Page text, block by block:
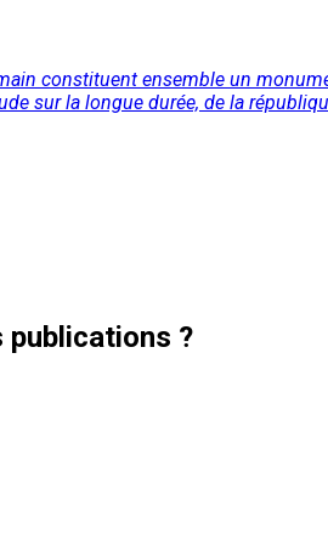
constituent ensemble un
sur la longue durée, de la
publications ?